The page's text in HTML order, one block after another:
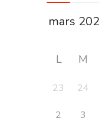
L M
23 24
2 3